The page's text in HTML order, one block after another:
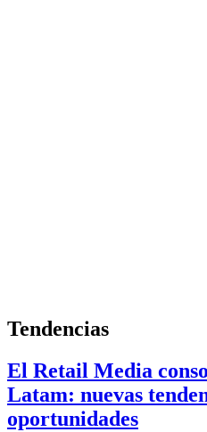
Tendencias
El Retail Media
Latam: nuevas
oportunidades